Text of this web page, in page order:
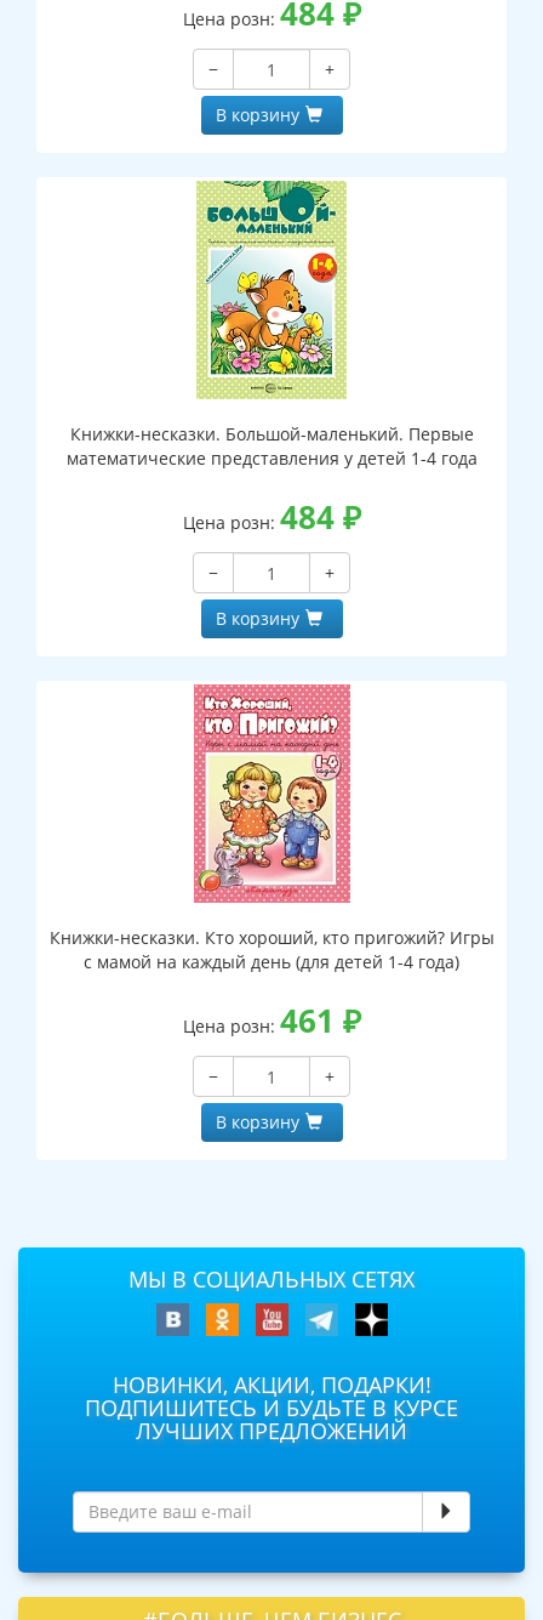
Цена розн: 484₽
−
+
В корзину
Книжки-несказки. Большой-маленький. Первые
математические представления у детей 1-4 года
Цена розн: 484₽
−
+
В корзину
Книжки-несказки. Кто хороший, кто пригожий? Игры
с мамой на каждый день (для детей 1-4 года)
Цена розн: 461 ₽
−
+
В корзину
МЫ В СОЦИАЛЬНЫХ СЕТЯХ
НОВИНКИ, АКЦИИ, ПОДАРКИ!
ПОДПИШИТЕСЬ И БУДЬТЕ В КУРСЕ
ЛУЧШИХ ПРЕДЛОЖЕНИЙ